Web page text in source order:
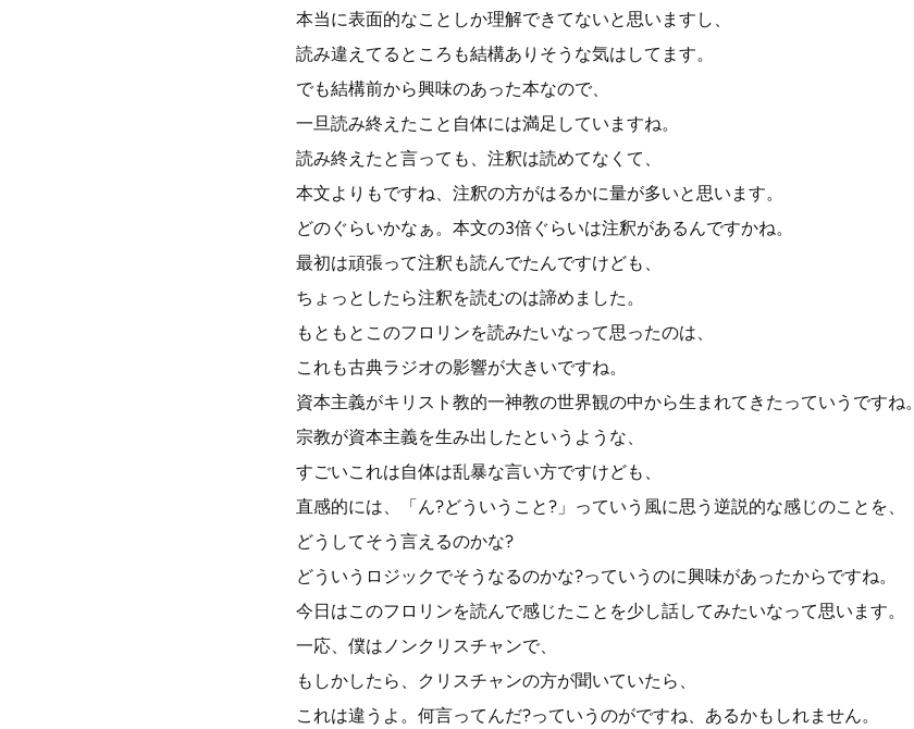
本当に表面的なことしか理解できてないと思いますし、
読み違えてるところも結構ありそうな気はしてます。
でも結構前から興味のあった本なので、
一旦読み終えたこと自体には満足していますね。
読み終えたと言っても、注釈は読めてなくて、
本文よりもですね、注釈の方がはるかに量が多いと思います。
どのぐらいかなぁ。本文の3倍ぐらいは注釈があるんですかね。
最初は頑張って注釈も読んでたんですけども、
ちょっとしたら注釈を読むのは諦めました。
もともとこのフロリンを読みたいなって思ったのは、
これも古典ラジオの影響が大きいですね。
資本主義がキリスト教的一神教の世界観の中から生まれてきたっていうですね。
宗教が資本主義を生み出したというような、
すごいこれは自体は乱暴な言い方ですけども、
直感的には、「ん?どういうこと?」っていう風に思う逆説的な感じのことを、
どうしてそう言えるのかな?
どういうロジックでそうなるのかな?っていうのに興味があったからですね。
今日はこのフロリンを読んで感じたことを少し話してみたいなって思います。
一応、僕はノンクリスチャンで、
もしかしたら、クリスチャンの方が聞いていたら、
これは違うよ。何言ってんだ?っていうのがですね、あるかもしれません。